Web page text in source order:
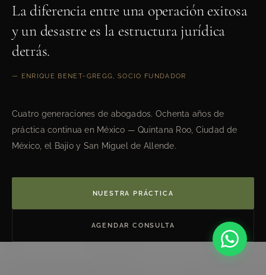
La diferencia entre una operación exitosa
y un desastre es la estructura jurídica
detrás.
— ENRIQUE BENET-GREGG, SOCIO FUNDADOR
Cuatro generaciones de abogados. Ochenta años de
práctica continua en México — Quintana Roo, Ciudad de
México, el Bajío y San Miguel de Allende.
NUESTRA PRÁCTICA
AGENDAR CONSULTA